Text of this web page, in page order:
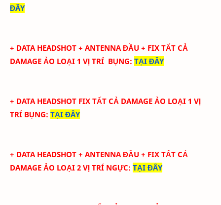
ĐÂY
+ DATA HEADSHOT + ANTENNA ĐẦU + FIX TẤT CẢ
DAMAGE ẢO LOẠI 1 VỊ TRÍ BỤNG: TẠI ĐÂY
+ DATA HEADSHOT FIX TẤT CẢ DAMAGE ẢO LOẠI 1 VỊ
TRÍ BỤNG: TẠI ĐÂY
+ DATA HEADSHOT + ANTENNA ĐẦU + FIX TẤT CẢ
DAMAGE ẢO LOẠI 2 VỊ TRÍ NGỰC: TẠI ĐÂY